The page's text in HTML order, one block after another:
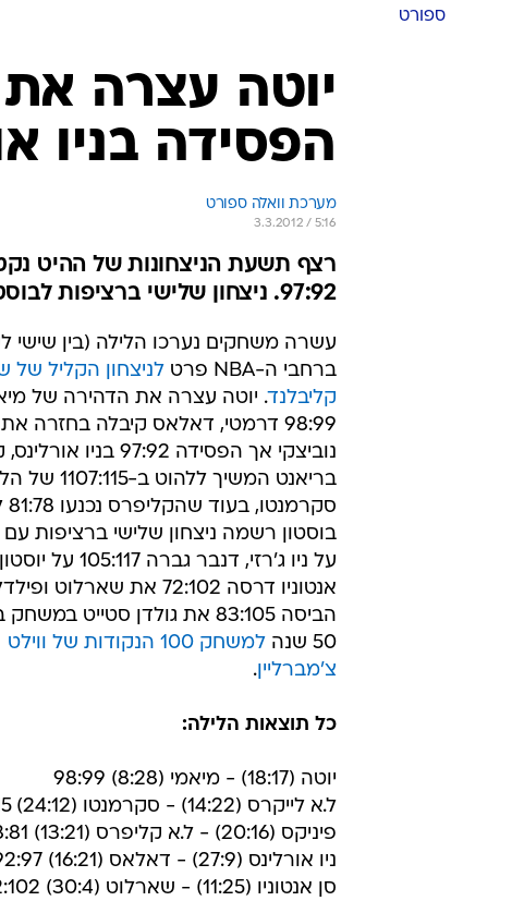
ספורט
יוטה עצרה
הפסידה בניו
מערכת וואלה ספורט
3.3.2012 / 5:16
97:92. ניצחון שלישי ברציפות לבוסטון
עשרה משחקים נערכו הלילה (בין שישי
ברחבי ה-NBA פרט
לניצחון הקליל של
קליבלנד. יוטה עצרה את הדהירה של
98:99 דרמטי, דאלאס קיבלה בחזרה
נוביצקי אך הפסידה 97:92 בניו
בריאנט המשיך
על ניו ג'רזי, דנבר גברה
אנטוניו דרסה 72:102 את שארלוט
הביסה 83:105 את גולדן סטייט
50 שנה
למשחק 100 הנקודות של ווילט
צ'מברליין.
כל תוצאות הלילה:
יוטה (18:17) - מיאמי (8:28) 98:99
ל.א לייקרס (14:22) - סקרמנטו (24:12) 107:115
פיניקס (20:16) - ל.א קליפרס (13:21) 78:81
ניו אורלינס (27:9) - דאלאס (16:21) 92:97
סן אנטוניו (11:25) - שארלוט (30:4) 72:102